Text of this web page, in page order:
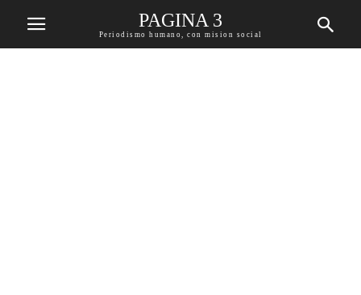
PAGINA 3
Periodismo humano, con mision social